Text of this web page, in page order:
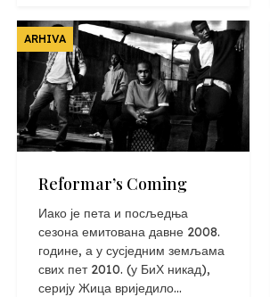
ARHIVA
Reformar’s Coming
Иако је пета и посљедња
сезона емитована давне 2008.
године, а у сусједним земљама
свих пет 2010. (у БиХ никад),
серију Жица вриједило...